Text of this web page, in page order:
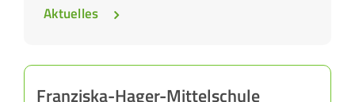
Aktuelles
Franziska-Hager-Mittelschule